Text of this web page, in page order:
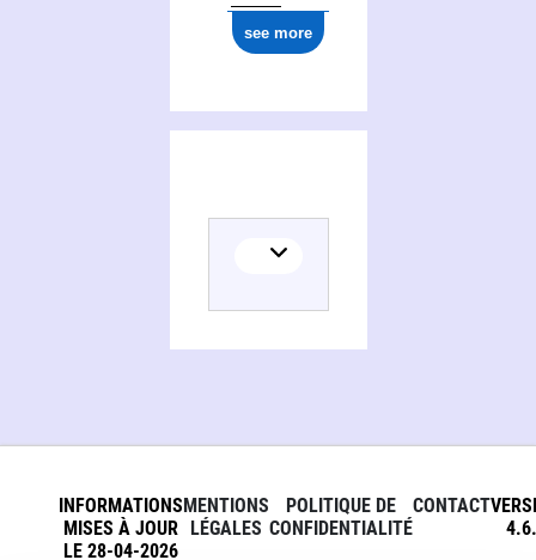
see more
INFORMATIONS
MISES À JOUR
LE 28-04-2026
MENTIONS
LÉGALES
POLITIQUE DE
CONFIDENTIALITÉ
CONTACT